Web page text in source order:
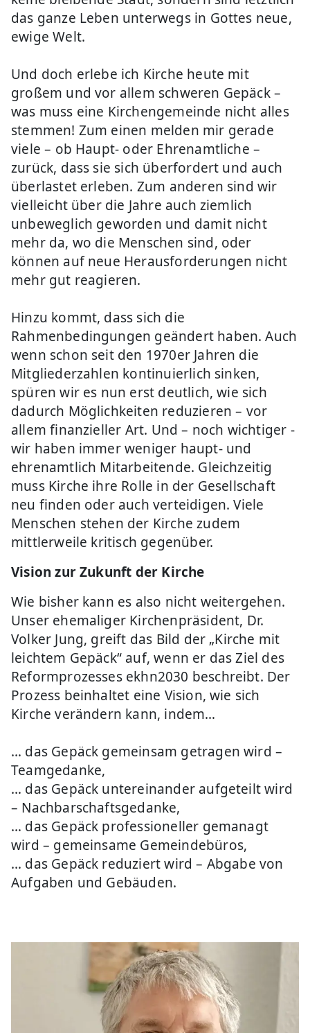
das ganze Leben unterwegs in Gottes neue,
ewige Welt.
Und doch erlebe ich Kirche heute mit
großem und vor allem schweren Gepäck –
was muss eine Kirchengemeinde nicht alles
stemmen! Zum einen melden mir gerade
viele – ob Haupt- oder Ehrenamtliche –
zurück, dass sie sich überfordert und auch
überlastet erleben. Zum anderen sind wir
vielleicht über die Jahre auch ziemlich
unbeweglich geworden und damit nicht
mehr da, wo die Menschen sind, oder
können auf neue Herausforderungen nicht
mehr gut reagieren.
Hinzu kommt, dass sich die
Rahmenbedingungen geändert haben. Auch
wenn schon seit den 1970er Jahren die
Mitgliederzahlen kontinuierlich sinken,
spüren wir es nun erst deutlich, wie sich
dadurch Möglichkeiten reduzieren – vor
allem finanzieller Art. Und – noch wichtiger -
wir haben immer weniger haupt- und
ehrenamtlich Mitarbeitende. Gleichzeitig
muss Kirche ihre Rolle in der Gesellschaft
neu finden oder auch verteidigen. Viele
Menschen stehen der Kirche zudem
mittlerweile kritisch gegenüber.
Vision zur Zukunft der Kirche
Wie bisher kann es also nicht weitergehen.
Unser ehemaliger Kirchenpräsident, Dr.
Volker Jung, greift das Bild der „Kirche mit
leichtem Gepäck“ auf, wenn er das Ziel des
Reformprozesses ekhn2030 beschreibt. Der
Prozess beinhaltet eine Vision, wie sich
Kirche verändern kann, indem…
… das Gepäck gemeinsam getragen wird –
Teamgedanke,
… das Gepäck untereinander aufgeteilt wird
– Nachbarschaftsgedanke,
… das Gepäck professioneller gemanagt
wird – gemeinsame Gemeindebüros,
… das Gepäck reduziert wird – Abgabe von
Aufgaben und Gebäuden.